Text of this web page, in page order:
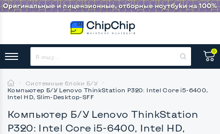
0
Системные блоки Б/У
Компьютер Б/У Lenovo ThinkStation P320: Intel Core i5-6400,
Intel HD, Slim-Desktop-SFF
Компьютер Б/У Lenovo ThinkStation
P320: Intel Core i5-6400, Intel HD,